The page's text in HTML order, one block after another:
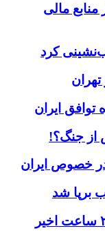
منابع مالی
توافق ایران
از جنگ؟!
خصوص ایران
برپا شد
این سه نفر بد اخلاق‌ترین ایرانی‌های ۲۴ ساعت اخیر